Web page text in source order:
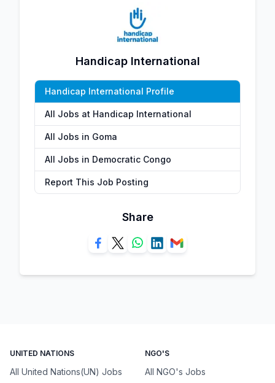
Handicap International
Handicap International Profile
All Jobs at Handicap International
All Jobs in Goma
All Jobs in Democratic Congo
Report This Job Posting
Share
UNITED NATIONS
All United Nations(UN) Jobs
NGO'S
All NGO's Jobs